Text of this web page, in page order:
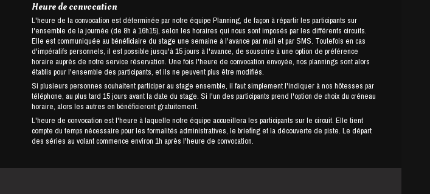
Heure de convocation
L'heure de la convocation est déterminée par notre équipe Planning, de façon à répartir les participants sur
l'ensemble de la journée (de 8h à 16h15), selon les horaires qui nous sont imposés par les différents circuits.
Elle est communiquée au bénéficiaire du stage une semaine à l'avance par mail et par SMS. Toutefois en cas
d'impératifs personnels, il est possible jusqu'à 15 jours à l'avance, de souscrire à une option de préférence
horaire auprès de notre service réservation. Une fois l'heure de convocation envoyée, nos plannings sont alors
établis pour l'ensemble des participants, et ils ne peuvent plus être modifiés.
Si plusieurs personnes souhaitent participer au stage ensemble, il faut simplement l'indiquer à nos hôtesses par
téléphone, au plus tard 15 jours avant la date du stage. Si l'un des participants prend l'option de choix du créneau
horaire, alors les autres en bénéficieront gratuitement.
L'heure de convocation est l'heure à laquelle notre équipe accueillera les participants sur le circuit. Elle tient
compte du temps nécessaire pour les formalités administratives, le briefing et la découverte de piste. Le départ
des séries au volant commence environ 1h après l'heure de convocation.